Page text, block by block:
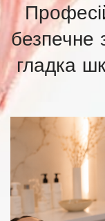
безпечне
гладка